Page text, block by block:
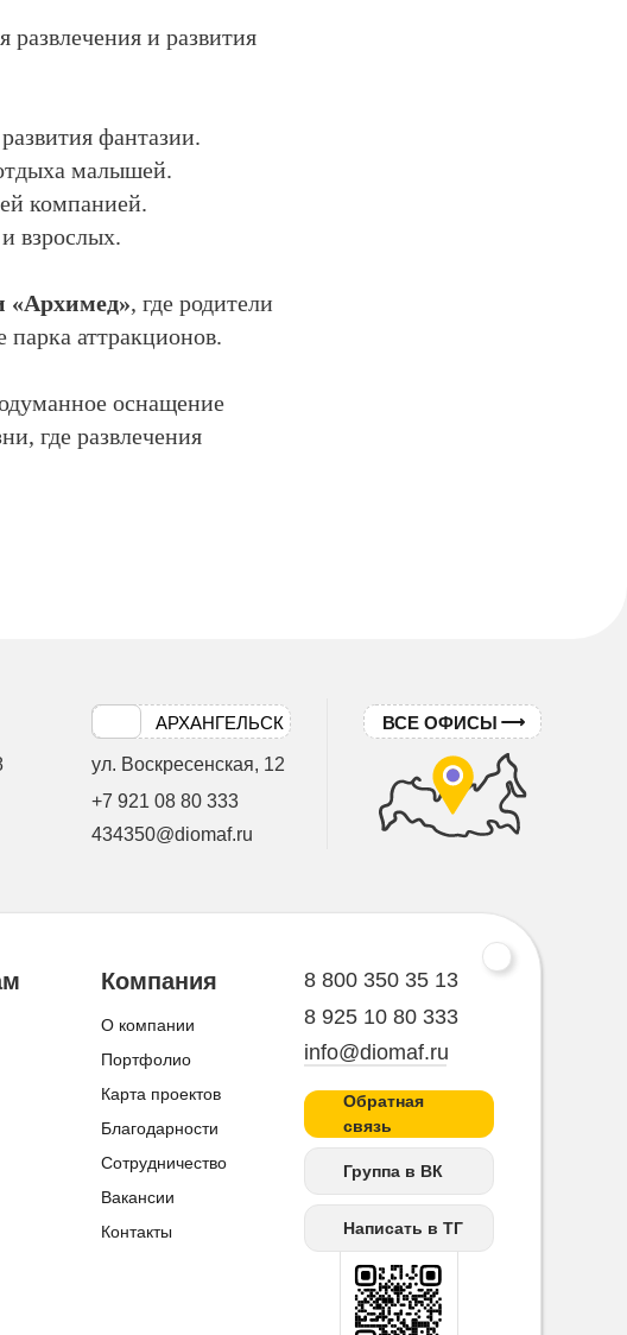
и развития
фантазии.
малышей.
компанией.
взрослых.
«Архимед», где родители
аттракционов.
оснащение
где развлечения
АРХАНГЕЛЬСК
ул. Воскресенская, 12
+7 921 08 80 333
434350@diomaf.ru
ВСЕ ОФИСЫ
Компания
О компании
Портфолио
Карта проектов
Благодарности
Сотрудничество
Вакансии
Контакты
8 800 350 35 13
8 925 10 80 333
info@diomaf.ru
Обратная
связь
Группа в ВК
Написать в ТГ